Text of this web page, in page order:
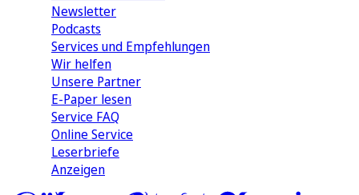
Newsletter
Podcasts
Services und Empfehlungen
Wir helfen
Unsere Partner
E-Paper lesen
Service FAQ
Online Service
Leserbriefe
Anzeigen